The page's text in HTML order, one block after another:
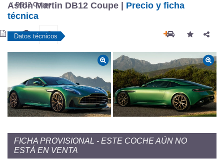
DB12 Coupe
Aston Martin DB12 Coupe | Precio y ficha
técnica
Datos técnicos
FICHA PROVISIONAL - ESTE COCHE AÚN NO
ESTÁ EN VENTA